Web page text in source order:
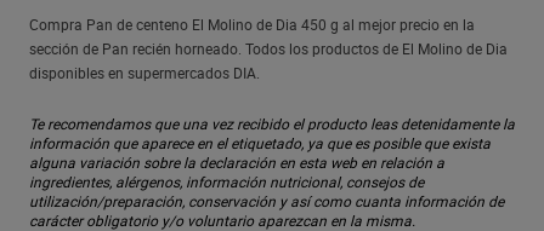
Compra Pan de centeno El Molino de Dia 450 g al mejor precio en la
sección de Pan recién horneado. Todos los productos de El Molino de Dia
disponibles en supermercados DIA.
Te recomendamos que una vez recibido el producto leas detenidamente la
información que aparece en el etiquetado, ya que es posible que exista
alguna variación sobre la declaración en esta web en relación a
ingredientes, alérgenos, información nutricional, consejos de
utilización/preparación, conservación y así como cuanta información de
carácter obligatorio y/o voluntario aparezcan en la misma.